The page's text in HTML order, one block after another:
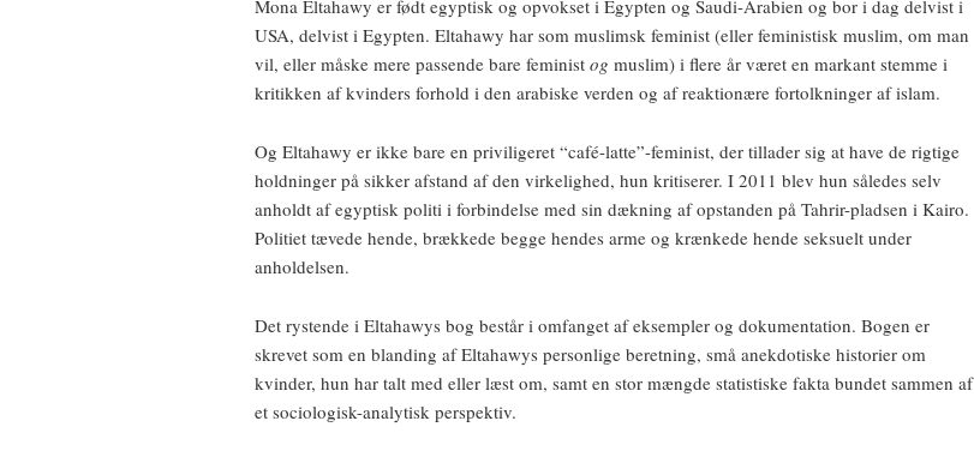
Mona Eltahawy er født egyptisk og opvokset i Egypten og Saudi-Arabien og bor i dag delvist i
USA, delvist i Egypten. Eltahawy har som muslimsk feminist (eller feministisk muslim, om man
vil, eller måske mere passende bare feminist og muslim) i flere år været en markant stemme i
kritikken af kvinders forhold i den arabiske verden og af reaktionære fortolkninger af islam.
Og Eltahawy er ikke bare en priviligeret “café-latte”-feminist, der tillader sig at have de rigtige
holdninger på sikker afstand af den virkelighed, hun kritiserer. I 2011 blev hun således selv
anholdt af egyptisk politi i forbindelse med sin dækning af opstanden på Tahrir-pladsen i Kairo.
Politiet tævede hende, brækkede begge hendes arme og krænkede hende seksuelt under
anholdelsen.
Det rystende i Eltahawys bog består i omfanget af eksempler og dokumentation. Bogen er
skrevet som en blanding af Eltahawys personlige beretning, små anekdotiske historier om
kvinder, hun har talt med eller læst om, samt en stor mængde statistiske fakta bundet sammen af
et sociologisk-analytisk perspektiv.